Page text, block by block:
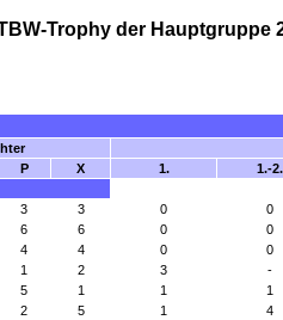
Trophy der Hauptgruppe
P X 1.
1.-2.
3 3 0
0
6 6 0
0
4 4 0
0
1 2 3
-
5 1 1
1
2 5 1
4